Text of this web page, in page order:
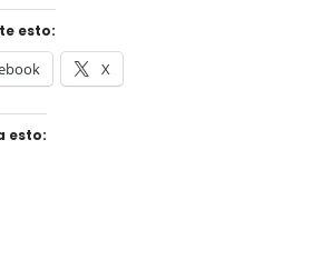
esto:
X
esto: